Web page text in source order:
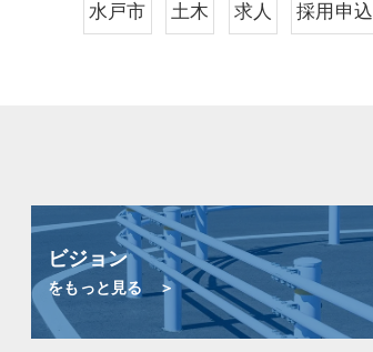
水戸市 土木 求人 採用申込
ビジョン
をもっと見る ＞